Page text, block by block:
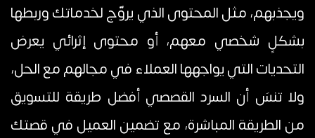
ويجذبهم، مثل المحتوى الذي يروّج لخدماتك وربطها
بشكلٍ شخصي معهم، أو محتوى إثرائي يعرض
التحديات التي يواجهها العملاء في مجالهم مع الحل،
ولا تنسَ أن السرد القصصي أفضل طريقة للتسويق
من الطريقة المباشرة، مع تضمين العميل في قصتك